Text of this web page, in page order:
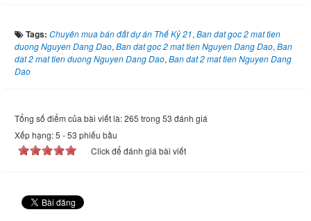
Tags: Chuyên mua bán đất dự án Thế Kỷ 21,Ban dat goc 2 mat tien
duong Nguyen Dang Dao,Ban dat goc 2 mat tien Nguyen Dang Dao,Ban
dat 2 mat tien duong Nguyen Dang Dao,Ban dat 2 mat tien Nguyen Dang
Dao
Tổng số điểm của bài viết là: 265 trong 53 đánh giá
Xếp hạng:5 -53 phiếu bầu
Click để đánh giá bài viết